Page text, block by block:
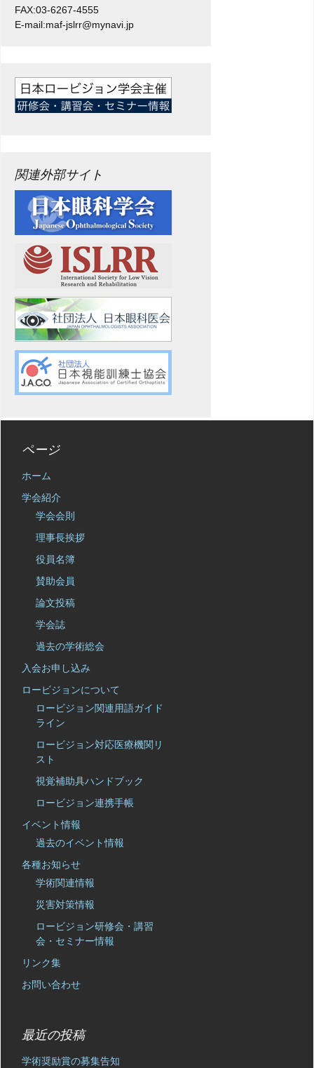
FAX:03-6267-4555
E-mail:maf-jslrr@mynavi.jp
関連外部サイト
ページ
ホーム
学会紹介
学会会則
理事長挨拶
役員名簿
賛助会員
論文投稿
学会誌
過去の学術総会
入会お申し込み
ロービジョンについて
ロービジョン関連用語ガイド
ライン
ロービジョン対応医療機関リ
スト
視覚補助具ハンドブック
ロービジョン連携手帳
イベント情報
過去のイベント情報
各種お知らせ
学術関連情報
災害対策情報
ロービジョン研修会・講習
会・セミナー情報
リンク集
お問い合わせ
最近の投稿
学術奨励賞の募集告知